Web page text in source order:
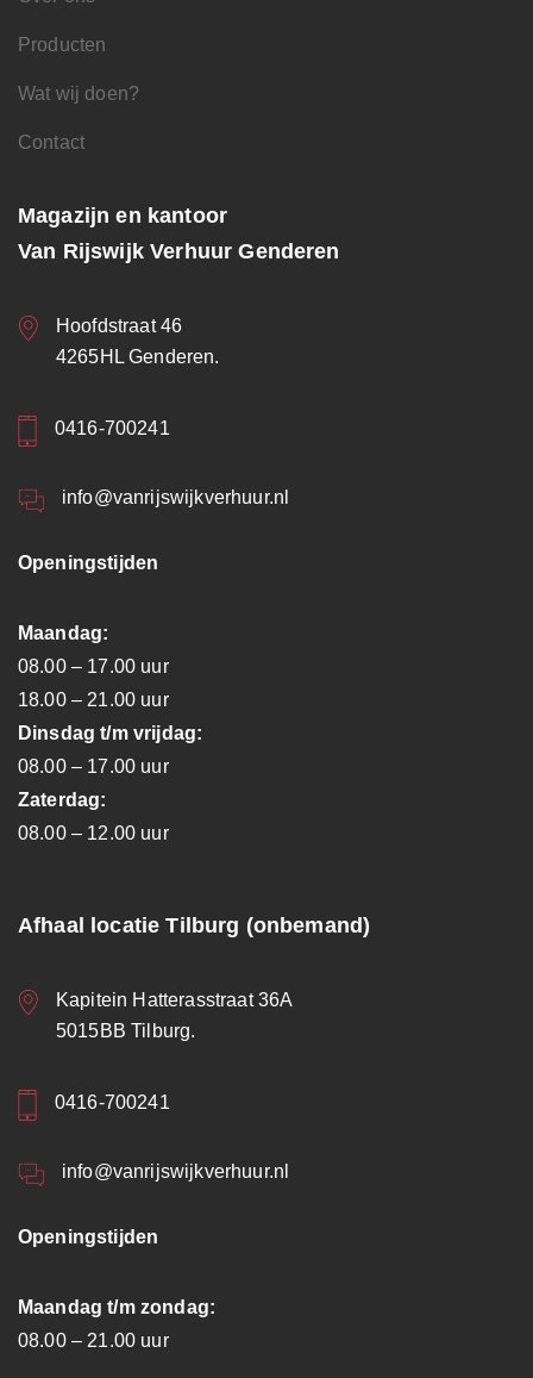
Producten
Wat wij doen?
Contact
Magazijn en kantoor
Van Rijswijk Verhuur Genderen
Hoofdstraat 46
4265HL Genderen.
0416-700241
info@vanrijswijkverhuur.nl
Openingstijden
Maandag:
08.00 – 17.00 uur
18.00 – 21.00 uur
Dinsdag t/m vrijdag:
08.00 – 17.00 uur
Zaterdag:
08.00 – 12.00 uur
Afhaal locatie Tilburg (onbemand)
Kapitein Hatterasstraat 36A
5015BB Tilburg.
0416-700241
info@vanrijswijkverhuur.nl
Openingstijden
Maandag t/m zondag:
08.00 – 21.00 uur